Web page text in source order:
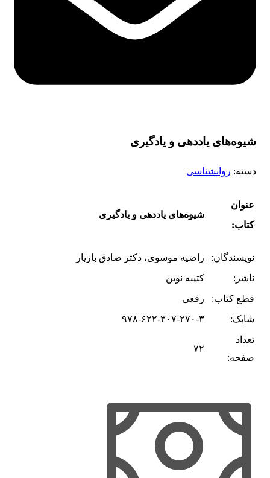
شیوه‌های یاددهی و یادگیری
دسته: روانشناسی
عنوان
کتاب:
شیوه‌های یاددهی و یادگیری
نویسندگان:
راضیه موسوی، دکتر صادق بازیار
ناشر:
کتیبه نوین
قطع کتاب:
رقعی
شابک:
۹۷۸-۶۲۲-۳۰۷-۲۷۰-۳
تعداد
صفحه:
۷۲